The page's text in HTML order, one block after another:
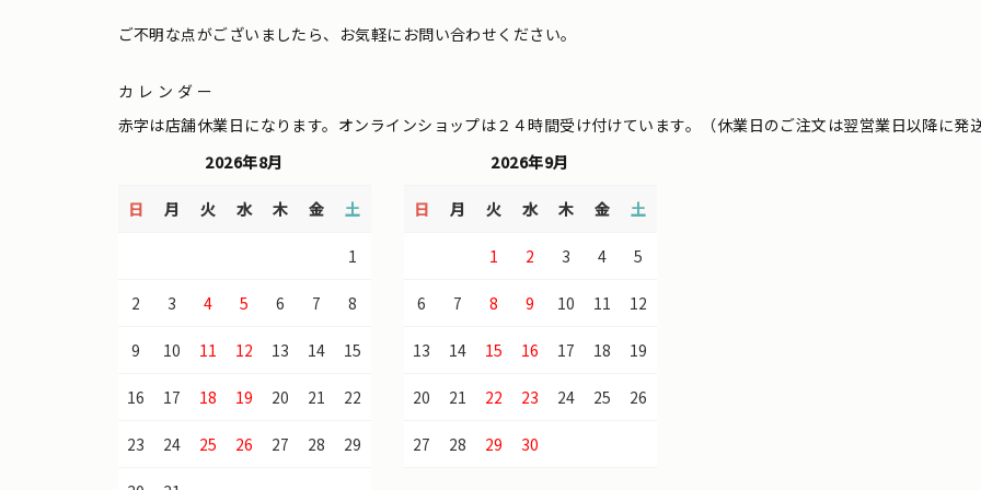
ご不明な点がございましたら、お気軽にお問い合わせください。
カレンダー
赤字は店舗休業日になります。オンラインショップは２４時間受け付けています。（休業日のご注文は翌営業日以降に発
2026年8月
日 月 火 水 木 金 土
1
2 3 4 5 6 7 8
9 10 11 12 13 14 15
16 17 18 19 20 21 22
23 24 25 26 27 28 29
2026年9月
日 月 火 水 木 金 土
1 2 3 4 5
6 7 8 9 10 11 12
13 14 15 16 17 18 19
20 21 22 23 24 25 26
27 28 29 30